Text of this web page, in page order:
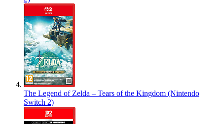
The Legend of Zelda – Tears of the Kingdom (Nintendo
Switch 2)